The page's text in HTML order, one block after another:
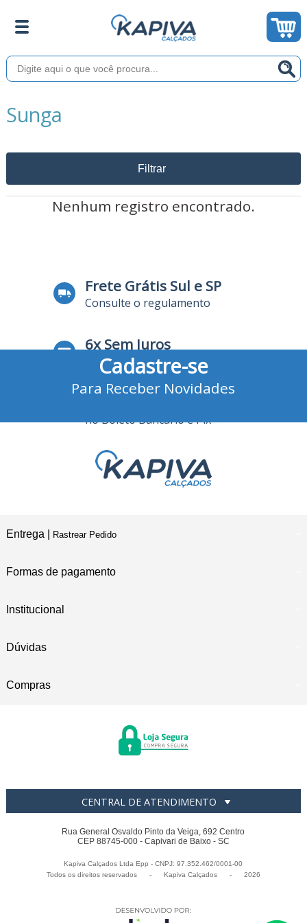
Sunga
Filtrar
Nenhum registro encontrado.
Frete Grátis Sul e SP
Consulte o regulamento
6x Sem Juros
no Cartão de Crédito
no Boleto Bancário e Pix
Cadastre-se
Para Receber Novidades
Entrega | Rastrear Pedido
Formas de pagamento
Institucional
Dúvidas
Compras
CENTRAL DE ATENDIMENTO
Rua General Osvaldo Pinto da Veiga, 692 Centro
CEP 88745-000 - Capivari de Baixo - SC
Kapiva Calçados Ltda Epp - CNPJ: 97.352.462/0001-00
Todos os direitos reservados
- Kapiva Calçados - 2026